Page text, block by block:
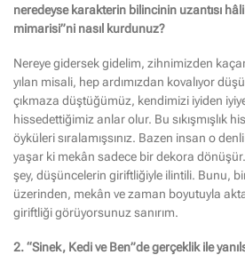
neredeyse karakterin bilincinin uzantısı
mimarisi”ni nasıl kurdunuz?
Nereye gidersek gidelim, zihnimizden
yılan misali, hep ardımızdan kovalıyor
çıkmaza düştüğümüz, kendimizi iyiden
hissedettiğimiz anlar olur. Bu sıkışmışlık
öyküleri sıralamışsınız. Bazen insan o
yaşar ki mekân sadece bir dekora
şey, düşüncelerin giriftliğiyle ilintili. Bunu,
üzerinden, mekân ve zaman boyutuyla
giriftliği görüyorsunuz sanırım.
2. “Sinek, Kedi ve Ben”de gerçeklik ile